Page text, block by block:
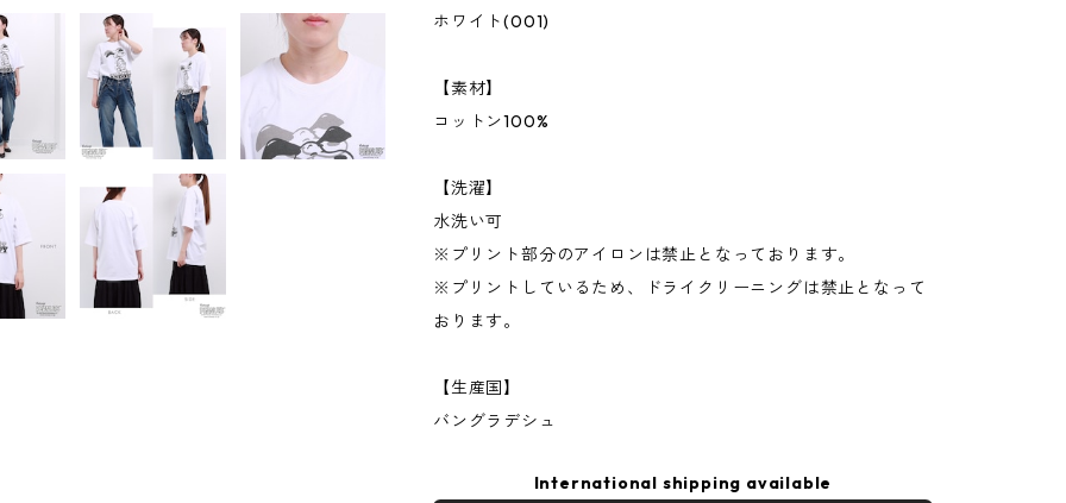
ホワイト(001)
【素材】
コットン100%
【洗濯】
水洗い可
※プリント部分のアイロンは禁止となっております。
※プリントしているため、ドライクリーニングは禁止となって
おります。
【生産国】
バングラデシュ
International shipping available